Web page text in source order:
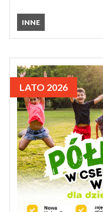
INNE
LATO 2026